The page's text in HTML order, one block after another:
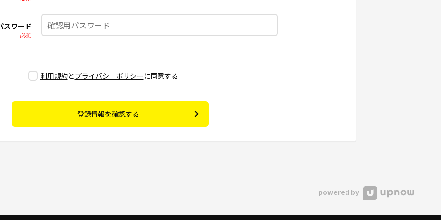
スワード
必須
利用規約とプライバシ―ポリシーに同意する
登録情報を確認する
powered by